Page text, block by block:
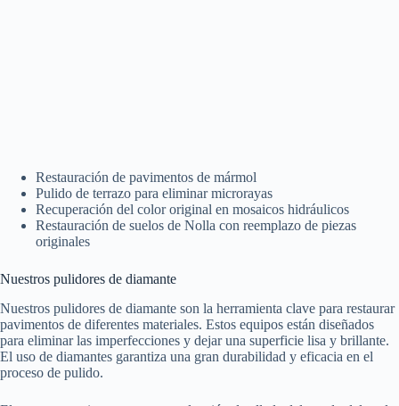
Restauración de pavimentos de mármol
Pulido de terrazo para eliminar microrayas
Recuperación del color original en mosaicos hidráulicos
Restauración de suelos de Nolla con reemplazo de piezas
originales
Nuestros pulidores de diamante
Nuestros pulidores de diamante son la herramienta clave para restaurar
pavimentos de diferentes materiales. Estos equipos están diseñados
para eliminar las imperfecciones y dejar una superficie lisa y brillante.
El uso de diamantes garantiza una gran durabilidad y eficacia en el
proceso de pulido.